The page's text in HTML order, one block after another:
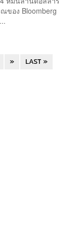
อง Bloomberg
» LAST »